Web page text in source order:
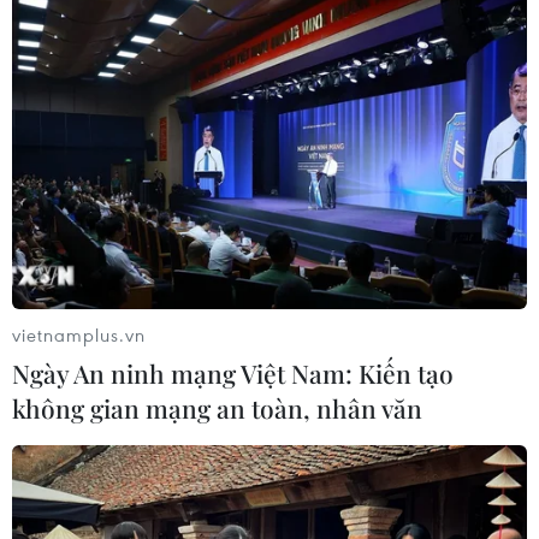
Hàn Quốc ghi nhận mức nhiệt cao kỷ
lục 42,5 độ C tại thành phố Yangsan
02/08/2026 07:52
Nhật Bản điều chỉnh chính sách
năng lượng hạt nhân
01/08/2026 15:02
Xem thêm
vietnamplus.vn
Ngày An ninh mạng Việt Nam: Kiến tạo
không gian mạng an toàn, nhân văn